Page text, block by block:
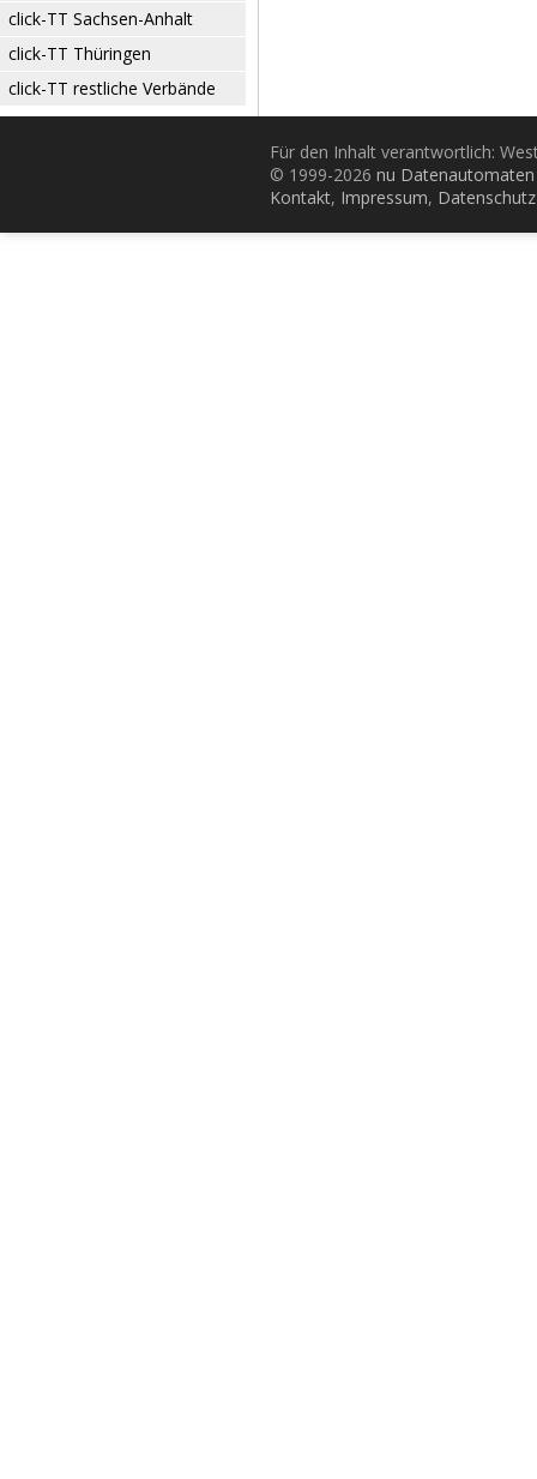
click-TT Sachsen-Anhalt
click-TT Thüringen
click-TT restliche Verbände
Für den Inhalt verantwortlich:
© 1999-2026 nu
Kontakt, Impressum, Datenschutz